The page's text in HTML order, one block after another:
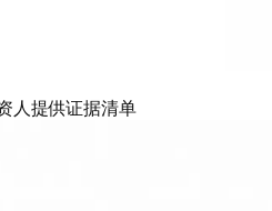
人提供证据清单